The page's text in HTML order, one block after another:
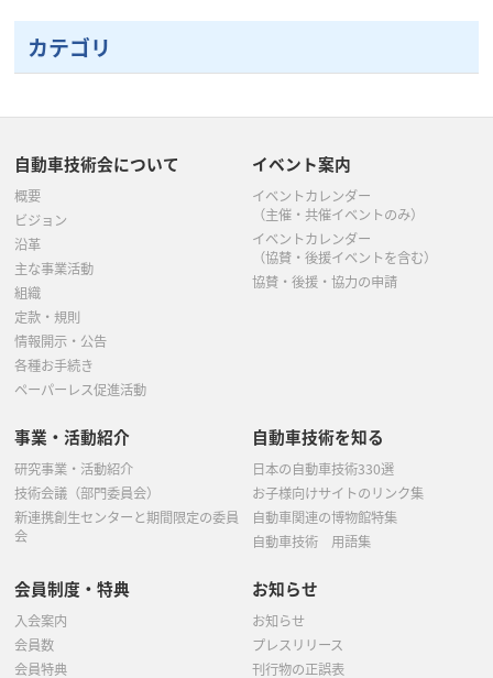
9月(1)
8月(1)
7月(4)
5月(4)
10月(1)
9月 (1)
6月(1)
2月(1)
10月(1)
9月(1)
7月 (2)
3月(4)
2月
カテゴリ
自動車技術会について
概要
ビジョン
沿革
主な事業活動
組織
定款・規則
情報開示・公告
各種お手続き
ペーパーレス促進活動
イベント案内
イベントカレンダー
（主催・共催イベントのみ）
イベントカレンダー
（協賛・後援イベントを含む）
協賛・後援・協力の申請
事業・活動紹介
研究事業・活動紹介
技術会議（部門委員会）
新連携創生センターと期間限定の委員
会
自動車技術を知る
日本の自動車技術330選
お子様向けサイトのリンク集
自動車関連の博物館特集
自動車技術 用語集
会員制度・特典
入会案内
会員数
会員特典
お知らせ
お知らせ
プレスリリース
刊行物の正誤表